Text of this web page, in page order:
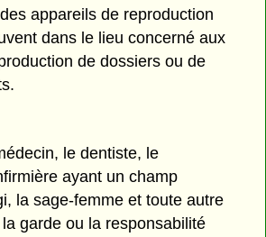
appareils de reproduction
dans le lieu concerné aux
de dossiers ou de
le dentiste, le
ayant un champ
la sage-femme et toute autre
garde ou la responsabilité